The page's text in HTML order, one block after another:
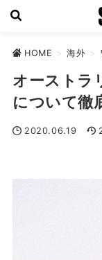
HOME > 海外 >
オーストラ
について徹
2020.06.19